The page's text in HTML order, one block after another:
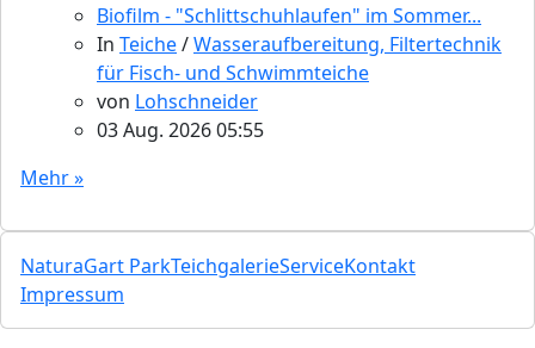
Biofilm - "Schlittschuhlaufen" im Sommer...
In Teiche/Wasseraufbereitung, Filtertechnik
für Fisch- und Schwimmteiche
von Lohschneider
03 Aug. 2026 05:55
Mehr »
NaturaGart ParkTeichgalerieServiceKontakt
Impressum